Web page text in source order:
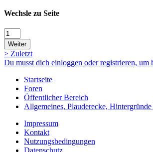
Wechsle zu Seite
Weiter
> Zuletzt
Du musst dich einloggen oder registrieren, um
Startseite
Foren
Öffentlicher Bereich
Allgemeines, Plauderecke,
Impressum
Kontakt
Nutzungsbedingungen